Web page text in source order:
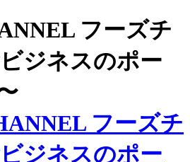
フーズチ
ジネスのポー